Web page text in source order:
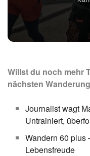
Willst du noch mehr
nächsten
Journalist wagt
Untrainiert,
Wandern 60 plus
Lebensfreude